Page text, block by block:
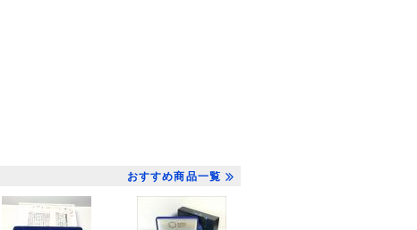
おすすめ商品一覧